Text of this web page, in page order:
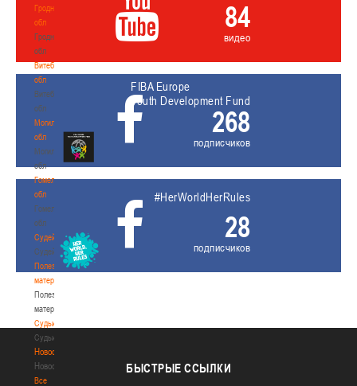
Гродненская
обл
Гродненская
обл
Витебская
обл
Витебская
обл
Могилевская
обл
Могилевская
обл
Гомельская
обл
Гомельская
обл
Судейство
Судейство
Полезные
материалы
Полезные
материалы
Судьи
Судьи
Новости
Новости
Все
84
видео
FIBA Europe
Youth Development Fund
268
подписчиков
#HerWorldHerRules
28
подписчиков
БЫСТРЫЕ ССЫЛКИ